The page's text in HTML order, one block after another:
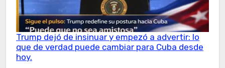
Trump dejó de insinuar y empezó a advertir: lo
que de verdad puede cambiar para Cuba desde
hoy.